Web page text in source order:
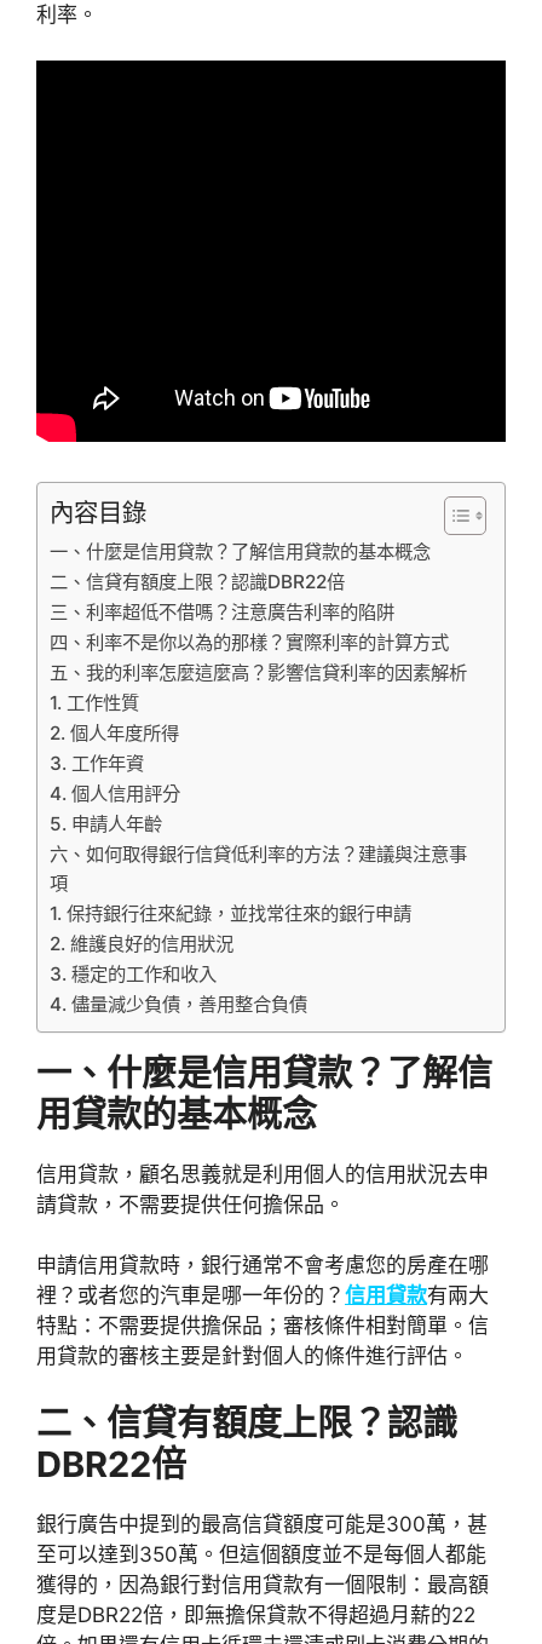
利率。
內容目錄
一、什麼是信用貸款？了解信用貸款的基本概念
二、信貸有額度上限？認識DBR22倍
三、利率超低不借嗎？注意廣告利率的陷阱
四、利率不是你以為的那樣？實際利率的計算方式
五、我的利率怎麼這麼高？影響信貸利率的因素解析
1. 工作性質
2. 個人年度所得
3. 工作年資
4. 個人信用評分
5. 申請人年齡
六、如何取得銀行信貸低利率的方法？建議與注意事
項
1. 保持銀行往來紀錄，並找常往來的銀行申請
2. 維護良好的信用狀況
3. 穩定的工作和收入
4. 儘量減少負債，善用整合負債
一、什麼是信用貸款？了解信
用貸款的基本概念
信用貸款，顧名思義就是利用個人的信用狀況去申
請貸款，不需要提供任何擔保品。
申請信用貸款時，銀行通常不會考慮您的房產在哪
裡？或者您的汽車是哪一年份的？ 信用貸款有兩大
特點：不需要提供擔保品；審核條件相對簡單。信
用貸款的審核主要是針對個人的條件進行評估。
二、信貸有額度上限？認識
DBR22倍
銀行廣告中提到的最高信貸額度可能是300萬，甚
至可以達到350萬。但這個額度並不是每個人都能
獲得的，因為銀行對信用貸款有一個限制：最高額
度是DBR22倍，即無擔保貸款不得超過月薪的22